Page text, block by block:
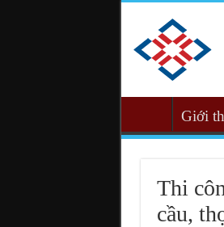
Giới
Thi
cầu,